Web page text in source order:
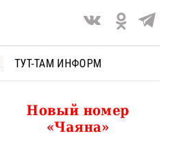
ТУТ-ТАМ ИНФОРМ
Новый номер
«Чаяна»